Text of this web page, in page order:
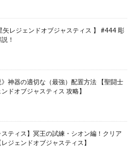
矢レジェンドオブジャスティス 】 #444 彫
！
》神器の適切な（最強）配置方法 【聖闘士
ドオブジャスティス 攻略】
スティス】冥王の試練・シオン編！クリア
ジェンドオブジャスティス】